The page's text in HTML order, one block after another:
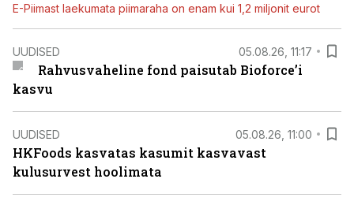
E-Piimast laekumata piimaraha on enam kui 1,2 miljonit eurot
UUDISED 05.08.26, 11:17
Rahvusvaheline fond paisutab Bioforce’i
kasvu
UUDISED 05.08.26, 11:00
HKFoods kasvatas kasumit kasvavast
kulusurvest hoolimata